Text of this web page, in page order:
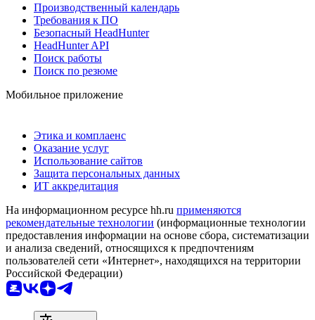
Производственный календарь
Требования к ПО
Безопасный HeadHunter
HeadHunter API
Поиск работы
Поиск по резюме
Мобильное приложение
Этика и комплаенс
Оказание услуг
Использование сайтов
Защита персональных данных
ИТ аккредитация
На информационном ресурсе hh.ru применяются
рекомендательные технологии (информационные технологии
предоставления информации на основе сбора, систематизации
и анализа сведений, относящихся к предпочтениям
пользователей сети «Интернет», находящихся на территории
Российской Федерации)